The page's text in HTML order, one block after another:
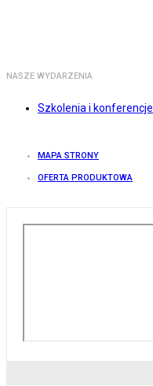
NASZE WYDARZENIA
Szkolenia i konferencje
MAPA STRONY
OFERTA PRODUKTOWA